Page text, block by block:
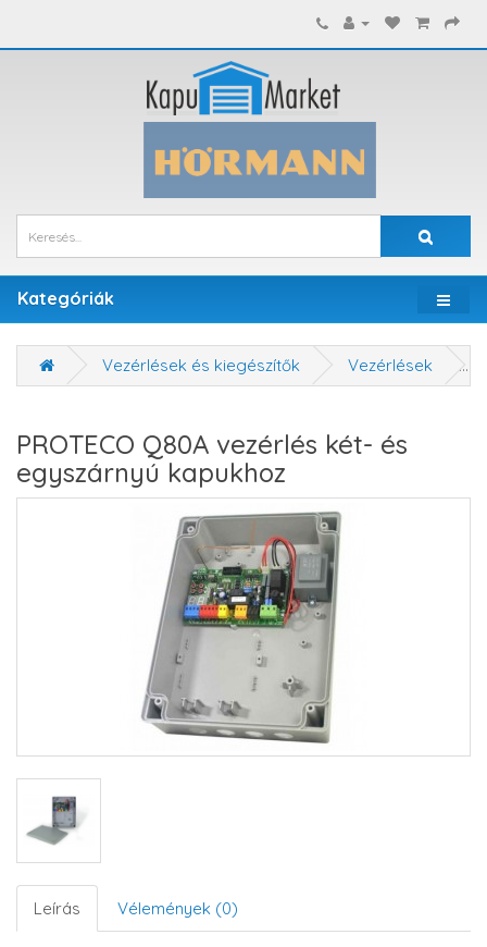
Kategóriák
Vezérlések és kiegészítők Vezérlések
PROTECO Q80A vezérlés két- és
egyszárnyú kapukhoz
Leírás Vélemények (0)